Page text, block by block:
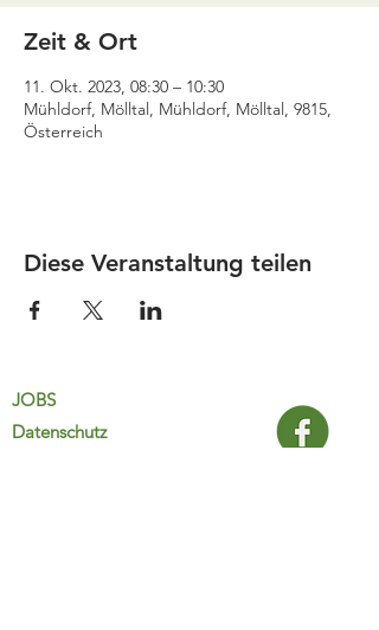
Zeit & Ort
11. Okt. 2023, 08:30 – 10:30
Mühldorf, Mölltal, Mühldorf, Mölltal, 9815,
Österreich
Diese Veranstaltung teilen
JOBS
Datenschutz